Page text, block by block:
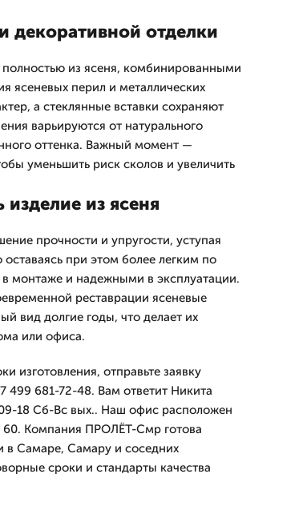
декоративной отделки
из ясеня, комбинированными
ясеневых перил и металлических
а стеклянные вставки сохраняют
варьируются от натурального
оттенка. Важный момент —
уменьшить риск сколов и увеличить
из ясеня
прочности и упругости, уступая
при этом более легким по
монтаже и надежными в эксплуатации.
реставрации ясеневые
вид долгие годы, что делает их
или офиса.
изготовления, отправьте заявку
681-72-48. Вам ответит Никита
18 Сб-Вс вых.. Наш офис расположен
60. Компания ПРОЛЁТ-Смр готова
в Самаре, Самару и соседних
сроки и стандарты качества